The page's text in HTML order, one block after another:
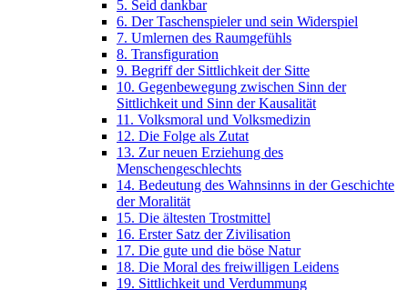
5. Seid dankbar
6. Der Taschenspieler und sein Widerspiel
7. Umlernen des Raumgefühls
8. Transfiguration
9. Begriff der Sittlichkeit der Sitte
10. Gegenbewegung zwischen Sinn der
Sittlichkeit und Sinn der Kausalität
11. Volksmoral und Volksmedizin
12. Die Folge als Zutat
13. Zur neuen Erziehung des
Menschengeschlechts
14. Bedeutung des Wahnsinns in der Geschichte
der Moralität
15. Die ältesten Trostmittel
16. Erster Satz der Zivilisation
17. Die gute und die böse Natur
18. Die Moral des freiwilligen Leidens
19. Sittlichkeit und Verdummung